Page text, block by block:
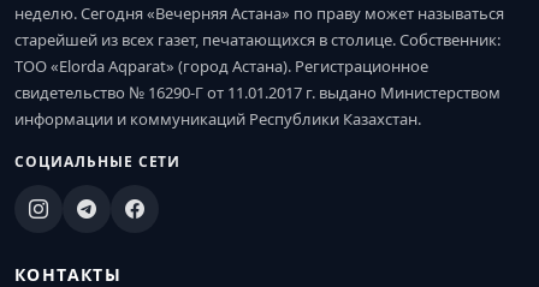
неделю. Сегодня «Вечерняя Астана» по праву может называться
старейшей из всех газет, печатающихся в столице. Собственник:
ТОО «Elorda Aqparat» (город Астана). Регистрационное
свидетельство № 16290-Г от 11.01.2017 г. выдано Министерством
информации и коммуникаций Республики Казахстан.
СОЦИАЛЬНЫЕ СЕТИ
КОНТАКТЫ